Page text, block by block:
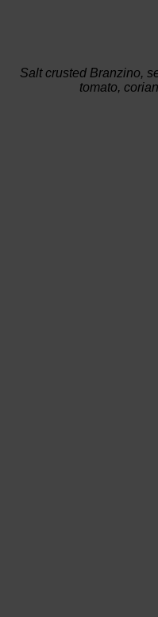
Salt crusted Branzino,
tomato,